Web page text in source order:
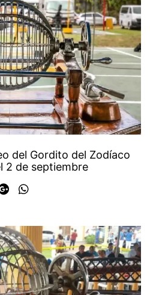
del Gordito del Zodíaco
2 de septiembre